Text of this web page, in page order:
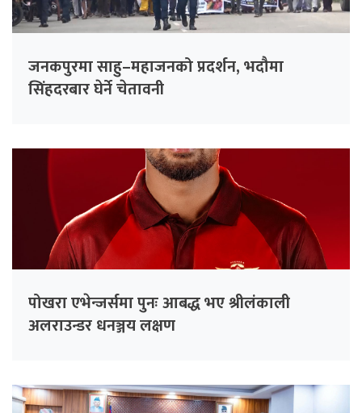
जनकपुरमा साहु–महाजनको प्रदर्शन, भदौमा
सिंहदरबार घेर्ने चेतावनी
पोखरा एभेन्जर्समा पुनः आबद्ध भए श्रीलंकाली
अलराउन्डर धनञ्जय लक्षण